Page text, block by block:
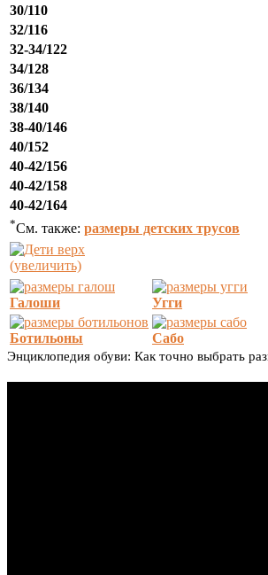
30/110
32/116
32-34/122
34/128
36/134
38/140
38-40/146
40/152
40-42/156
40-42/158
40-42/164
*См. также: размеры детских трусов
(увеличить)
Галоши Угги
Ботильоны Сабо
Энциклопедия обуви: Как точно выбрать